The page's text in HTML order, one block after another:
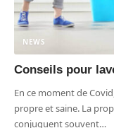
NEWS
Conseils pour
En ce moment de
propre et saine. La
conjuguent souvent…